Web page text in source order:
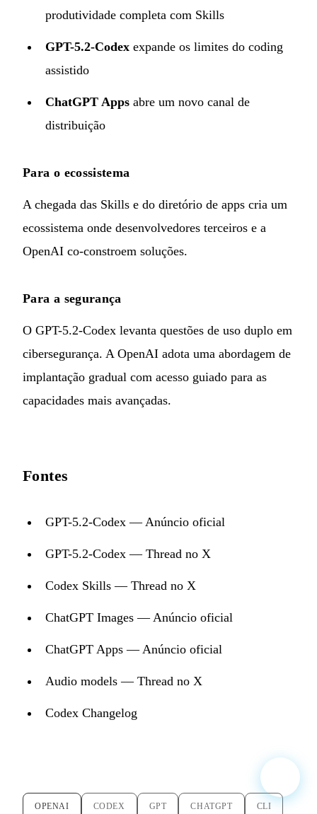
produtividade completa com Skills
GPT-5.2-Codex expande os limites do coding
assistido
ChatGPT Apps abre um novo canal de
distribuição
Para o ecossistema
A chegada das Skills e do diretório de apps cria um
ecossistema onde desenvolvedores terceiros e a
OpenAI co-constroem soluções.
Para a segurança
O GPT-5.2-Codex levanta questões de uso duplo em
cibersegurança. A OpenAI adota uma abordagem de
implantação gradual com acesso guiado para as
capacidades mais avançadas.
Fontes
GPT-5.2-Codex — Anúncio oficial
GPT-5.2-Codex — Thread no X
Codex Skills — Thread no X
ChatGPT Images — Anúncio oficial
ChatGPT Apps — Anúncio oficial
Audio models — Thread no X
Codex Changelog
OPENAI CODEX GPT CHATGPT CLI